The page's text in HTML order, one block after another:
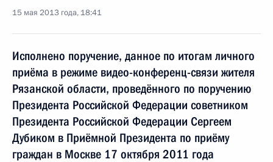
15 мая 2013 года, 18:41
Исполнено поручение, данное по итогам личного
приёма в режиме видео-конференц-связи жителя
Рязанской области, проведённого по поручению
Президента Российской Федерации советником
Президента Российской Федерации Сергеем
Дубиком в Приёмной Президента по приёму
граждан в Москве 17 октября 2011 года